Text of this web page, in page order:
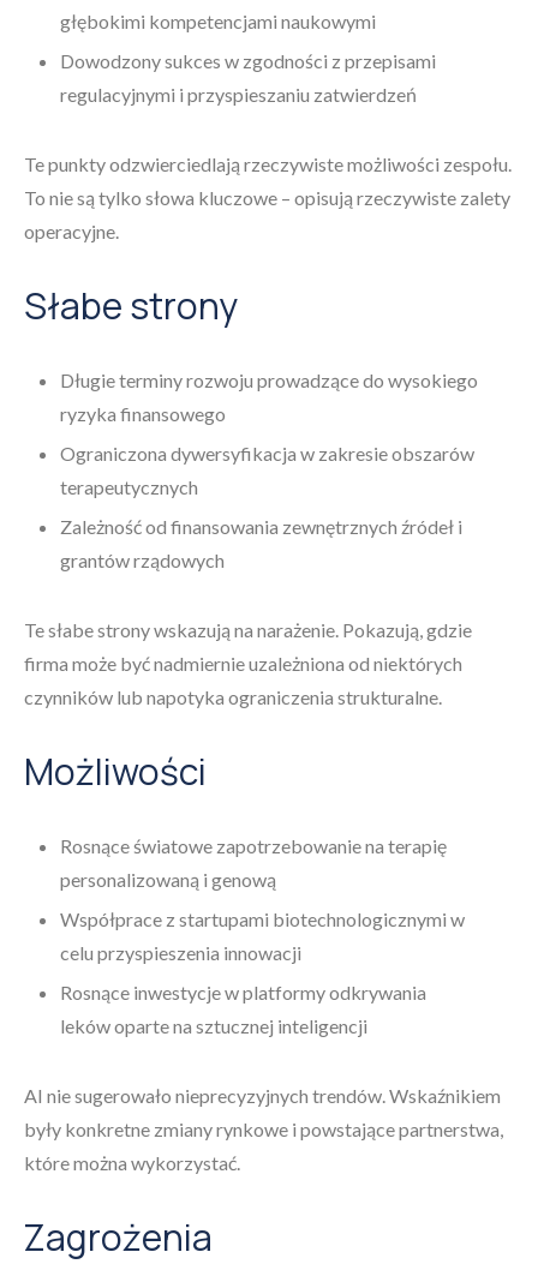
głębokimi kompetencjami naukowymi
Dowodzony sukces w zgodności z przepisami
regulacyjnymi i przyspieszaniu zatwierdzeń
Te punkty odzwierciedlają rzeczywiste możliwości zespołu.
To nie są tylko słowa kluczowe – opisują rzeczywiste zalety
operacyjne.
Słabe strony
Długie terminy rozwoju prowadzące do wysokiego
ryzyka finansowego
Ograniczona dywersyfikacja w zakresie obszarów
terapeutycznych
Zależność od finansowania zewnętrznych źródeł i
grantów rządowych
Te słabe strony wskazują na narażenie. Pokazują, gdzie
firma może być nadmiernie uzależniona od niektórych
czynników lub napotyka ograniczenia strukturalne.
Możliwości
Rosnące światowe zapotrzebowanie na terapię
personalizowaną i genową
Współprace z startupami biotechnologicznymi w
celu przyspieszenia innowacji
Rosnące inwestycje w platformy odkrywania
leków oparte na sztucznej inteligencji
AI nie sugerowało nieprecyzyjnych trendów. Wskaźnikiem
były konkretne zmiany rynkowe i powstające partnerstwa,
które można wykorzystać.
Zagrożenia